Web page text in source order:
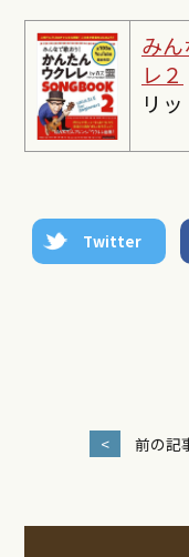
み
レ２
リ
Twitter
< 前の記